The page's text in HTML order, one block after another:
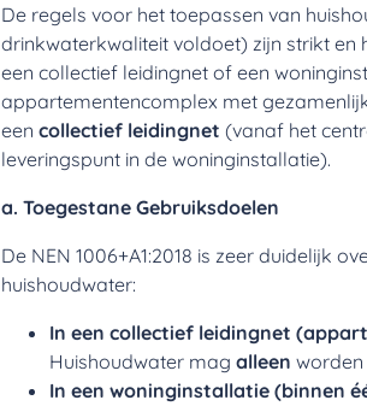
De regels voor het toepassen van
drinkwaterkwaliteit voldoet) zijn strikt en
een collectief leidingnet of een
appartementencomplex met
een collectief leidingnet (vanaf het
leveringspunt in de woninginstallatie).
a. Toegestane Gebruiksdoelen
De NEN 1006+A1:2018 is zeer duidelijk
huishoudwater:
In een collectief leidingnet
Huishoudwater mag alleen
In een woninginstallatie (binnen